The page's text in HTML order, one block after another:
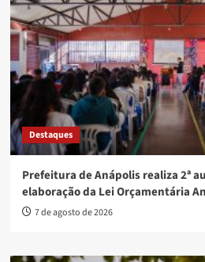
Destaques
Prefeitura de Anápolis realiza 2ª
elaboração da Lei Orçamentária
7 de agosto de 2026